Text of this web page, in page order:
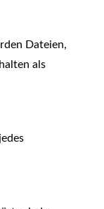
Dateien,
als